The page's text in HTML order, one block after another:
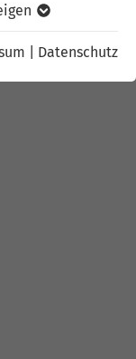
Datenschutz